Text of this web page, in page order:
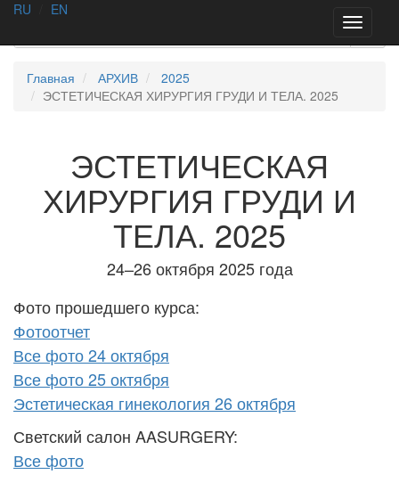
RU
EN
Toggle
Главная АРХИВ
2025
ЭСТЕТИЧЕСКАЯ ХИРУРГИЯ ГРУДИ И ТЕЛА. 2025
ЭСТЕТИЧЕСКАЯ
ХИРУРГИЯ ГРУДИ И
ТЕЛА. 2025
24–26 октября 2025 года
Фото прошедшего курса:
Фотоотчет
Все фото 24 октября
Все фото 25 октября
Эстетическая гинекология 26 октября
Светский салон AASURGERY:
Все фото